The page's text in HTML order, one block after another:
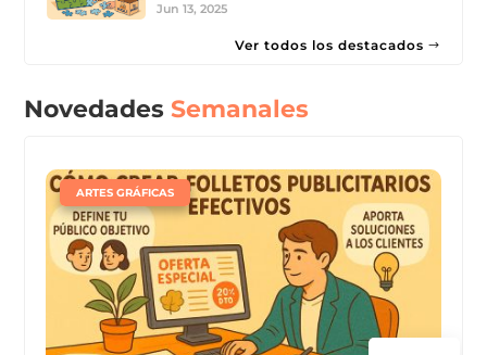
Jun 13, 2025
Ver todos los destacados
NovedadesSemanales
ARTES GRÁFICAS